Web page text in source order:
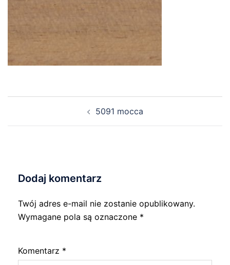
5091 mocca
Dodaj komentarz
Twój adres e-mail nie zostanie opublikowany.
Wymagane pola są oznaczone *
Komentarz *